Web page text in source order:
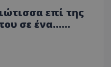
επί της
σε ένα...